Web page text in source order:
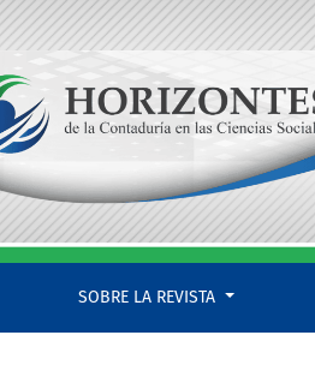
SOBRE LA REVISTA